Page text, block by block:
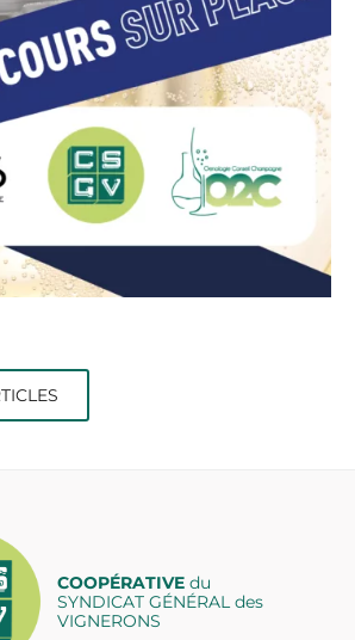
COOPÉRATIVEdu
SYNDICAT GÉNÉRAL des
VIGNERONS